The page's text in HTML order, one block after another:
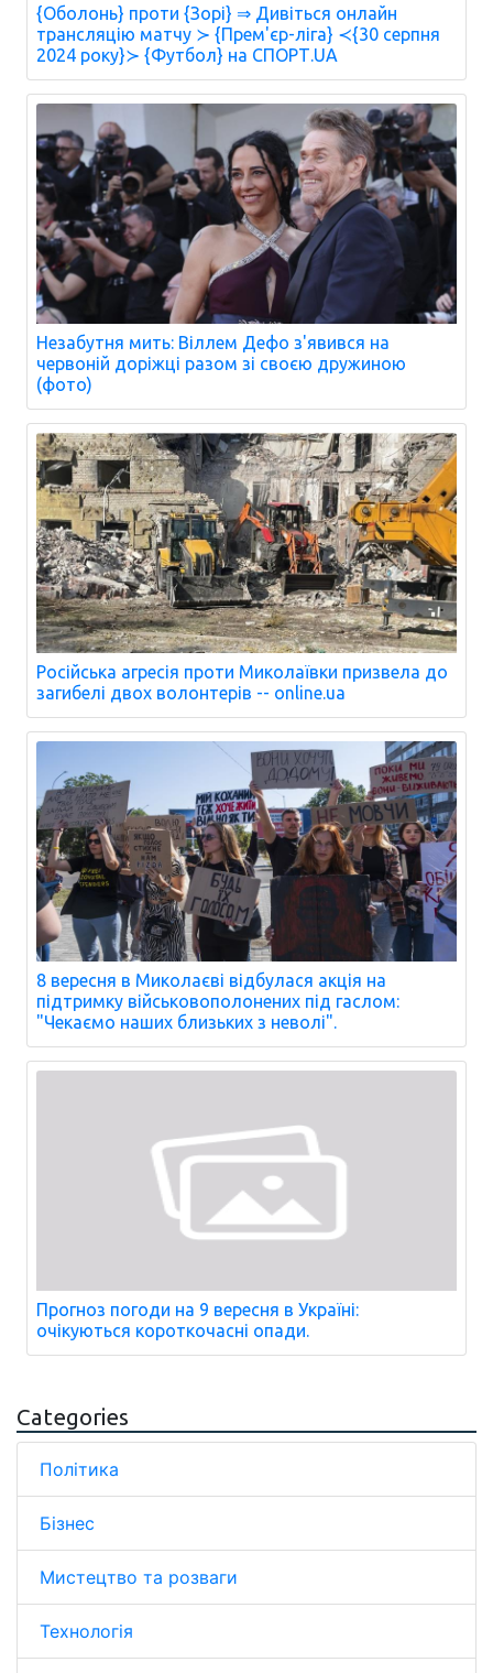
{Оболонь} проти {Зорі} ⇒ Дивіться онлайн
трансляцію матчу ≻ {Прем'єр-ліга} ≺{30 серпня
2024 року}≻ {Футбол} на СПОРТ.UA
Незабутня мить: Віллем Дефо з'явився на
червоній доріжці разом зі своєю дружиною
(фото)
Російська агресія проти Миколаївки призвела до
загибелі двох волонтерів -- online.ua
8 вересня в Миколаєві відбулася акція на
підтримку військовополонених під гаслом:
"Чекаємо наших близьких з неволі".
Прогноз погоди на 9 вересня в Україні:
очікуються короткочасні опади.
Categories
Політика
Бізнес
Мистецтво та розваги
Технологія